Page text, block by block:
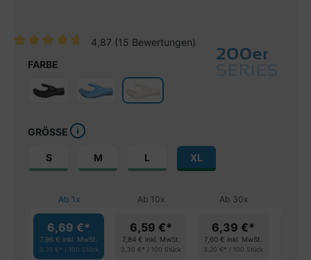
Durchschnittliche Bewertung von 4.8 von 5 Sternen
4,87 (15 Bewertungen)
FARBE
GRÖSSE
S M L XL
Ab 1 x
6,69 €*
7,96 € inkl. MwSt.
3,35 €* / 100 Stück
Ab 10x
6,59 €*
7,84 € inkl. MwSt.
3,30 €* / 100 Stück
Ab 30x
6,39 €*
7,60 € inkl. MwSt.
3,20 €* / 100 Stück